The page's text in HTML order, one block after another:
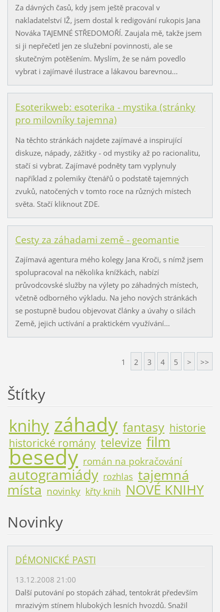
Za dávných časů, kdy jsem ještě pracoval v
nakladatelství IŽ, jsem dostal k redigování rukopis Jana
Nováka TAJEMNÉ STŘEDOMOŘÍ. Zaujala mě, takže jsem
si ji nepřečetl jen ze služební povinnosti, ale se
skutečným potěšením. Myslím, že se nám povedlo
vybrat i zajímavé ilustrace a lákavou barevnou...
Esoterikweb: esoterika - mystika (stránky
pro milovníky tajemna)
Na těchto stránkách najdete zajímavé a inspirující
diskuze, nápady, zážitky - od mystiky až po racionalitu,
stačí si vybrat. Zajímavé podněty tam vyplynuly
například z polemiky čtenářů o podstatě tajemných
zvuků, natočených v tomto roce na různých místech
světa. Stačí kliknout ZDE.
Cesty za záhadami země - geomantie
Zajímavá agentura mého kolegy Jana Kroči, s nímž jsem
spolupracoval na několika knížkách, nabízí
průvodcovské služby na výlety po záhadných místech,
včetně odborného výkladu. Na jeho nových stránkách
se postupně budou objevovat články a úvahy o silách
Země, jejich uctívání a praktickém využívání...
1 2 3 4 5 > >>
Štítky
knihy záhady fantasy historie
historické romány televize film
besedy román na pokračování
autogramiády rozhlas tajemná
místa novinky křty knih NOVÉ KNIHY
Novinky
DÉMONICKÉ PASTI
13.12.2008 21:00
Další putování po stopách záhad, tentokrát především
mrazivým stínem hlubokých lesních hvozdů. Snažil